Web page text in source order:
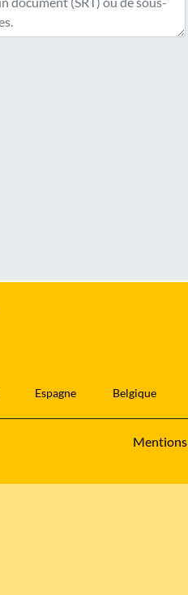
Espagne Belgique
Mentions